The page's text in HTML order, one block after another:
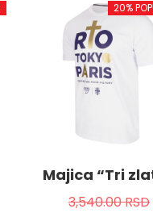
na
stranici
20%
Majica “Tri
3,540.00RSD